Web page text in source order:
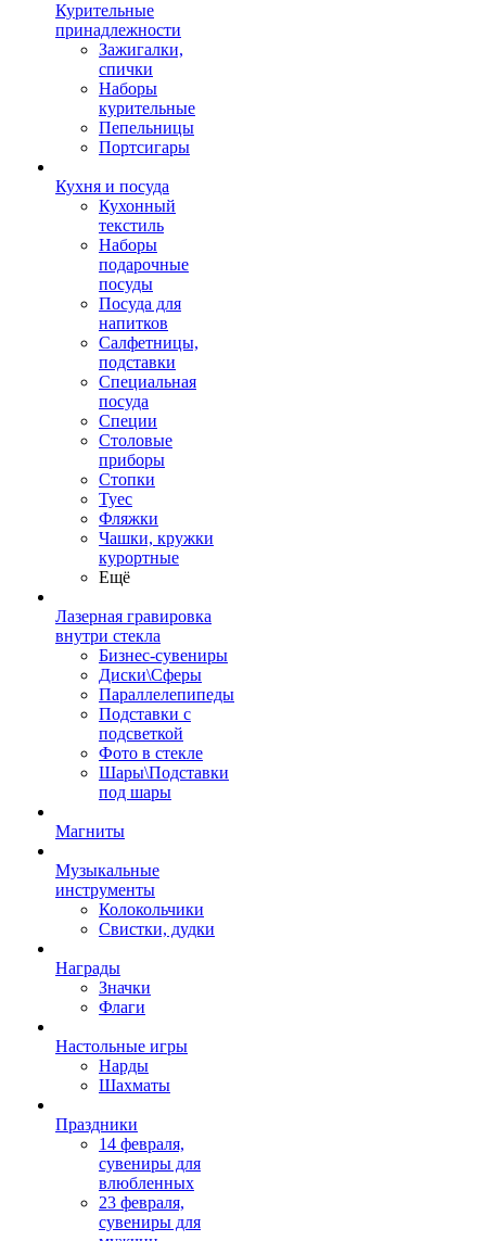
Курительные
принадлежности
Зажигалки,
спички
Наборы
курительные
Пепельницы
Портсигары
Кухня и посуда
Кухонный
текстиль
Наборы
подарочные
посуды
Посуда для
напитков
Салфетницы,
подставки
Специальная
посуда
Специи
Столовые
приборы
Стопки
Туес
Фляжки
Чашки, кружки
курортные
Ещё
Лазерная гравировка
внутри стекла
Бизнес-сувениры
Диски\Сферы
Параллелепипеды
Подставки с
подсветкой
Фото в стекле
Шары\Подставки
под шары
Магниты
Музыкальные
инструменты
Колокольчики
Свистки, дудки
Награды
Значки
Флаги
Настольные игры
Нарды
Шахматы
Праздники
14 февраля,
сувениры для
влюбленных
23 февраля,
сувениры для